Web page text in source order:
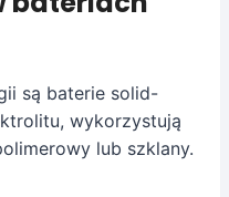
są baterie solid-
wykorzystują
lub szklany.